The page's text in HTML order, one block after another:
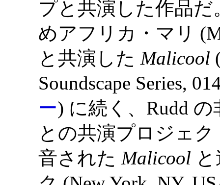
プと共演した作品だ
めアフリカ・マリ
と共演したMalicool
Soundscape Series,
ー) に続く、Rudd
との共演プロジェ
音されたMalicool